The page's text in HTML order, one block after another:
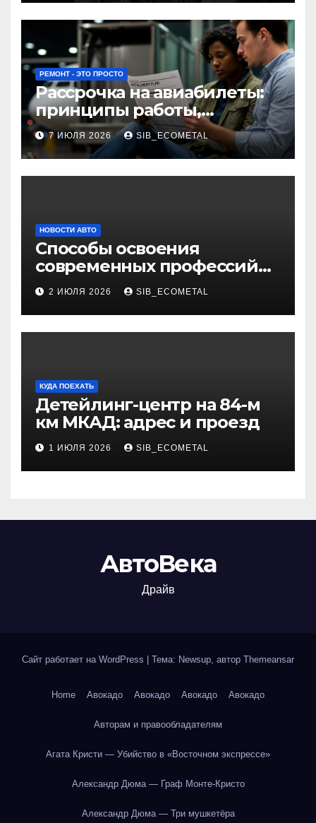
РЕМОНТ - ЭТО ПРОСТО
Рассрочка на авиабилеты:
принципы работы,
требования и
потенциальные риски
7 ИЮЛЯ 2026 SIB_ECOMETAL
НОВОСТИ АВТО
Способы освоения
современных профессий
через онлайн-курсы
2 ИЮЛЯ 2026 SIB_ECOMETAL
КУДА ПОЕХАТЬ
Детейлинг-центр на 84-м
км МКАД: адрес и проезд
1 ИЮЛЯ 2026 SIB_ECOMETAL
АвтоВека
Драйв
Сайт работает на WordPress Тема: Newsup, автор Themeansar
Home Авокадо Авокадо Авокадо Авокадо
Авторам и правообладателям
Агата Кристи — Убийство в «Восточном экспрессе»
Александр Дюма — Граф Монте-Кристо
Александр Дюма — Три мушкетёра